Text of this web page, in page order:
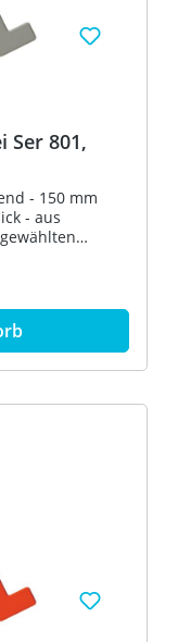
Ser 801,
- 150 mm
- aus